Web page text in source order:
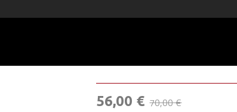
56,00 € 70,00 €